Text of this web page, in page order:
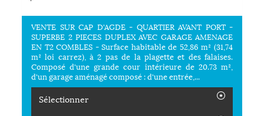
VENTE SUR CAP D'AGDE - QUARTIER AVANT PORT -
SUPERBE 2 PIECES DUPLEX AVEC GARAGE AMENAGE
EN T2 COMBLES - Surface habitable de 52,86 m² (31,74
m² loi carrez), à 2 pas de la plagette et des falaises.
Composé d'une grande cour intérieure de 20.73 m²,
d'un garage aménagé composé : d'une entrée,...
Sélectionner